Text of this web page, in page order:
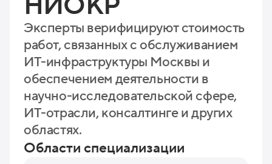
Эксперты верифицируют стоимость
работ, связанных с обслуживанием
ИТ-инфраструктуры Москвы и
обеспечением деятельности в
научно-исследовательской сфере,
ИТ-отрасли, консалтинге и других
областях.
Области специализации